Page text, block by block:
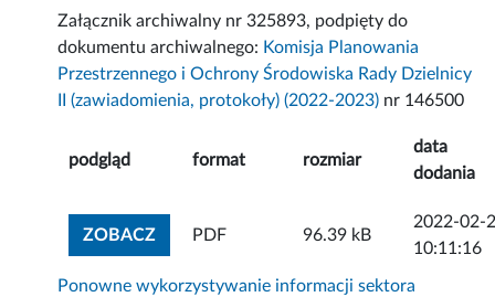
Załącznik archiwalny nr 325893, podpięty do
dokumentu archiwalnego: Komisja Planowania
Przestrzennego i Ochrony Środowiska Rady Dzielnicy
II (zawiadomienia, protokoły) (2022-2023) nr 146500
podgląd format rozmiar
data
dodania
ZOBACZZOBACZ ZAŁĄCZNIK
PDF 96.39 kB
2022-02-
10:11:16
Ponowne wykorzystywanie informacji sektora